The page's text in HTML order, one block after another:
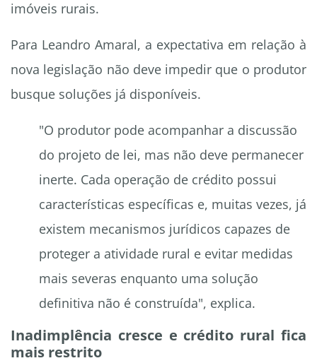
imóveis rurais.
Para Leandro Amaral, a expectativa em relação à
nova legislação não deve impedir que o produtor
busque soluções já disponíveis.
"O produtor pode acompanhar a discussão
do projeto de lei, mas não deve permanecer
inerte. Cada operação de crédito possui
características específicas e, muitas vezes, já
existem mecanismos jurídicos capazes de
proteger a atividade rural e evitar medidas
mais severas enquanto uma solução
definitiva não é construída", explica.
Inadimplência cresce e crédito rural fica
mais restrito